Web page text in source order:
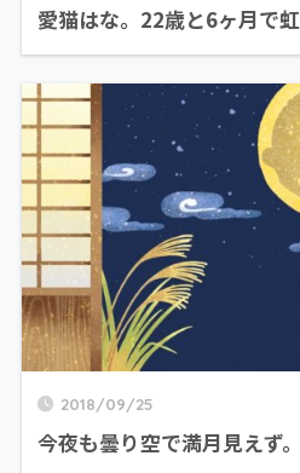
愛猫はな。22歳と6ヶ月で
2018/09/25
今夜も曇り空で満月見えず。